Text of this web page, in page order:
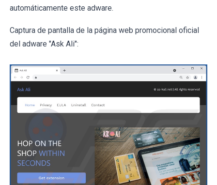
automáticamente este adware.
Captura de pantalla de la página web promocional oficial
del adware "Ask Ali":